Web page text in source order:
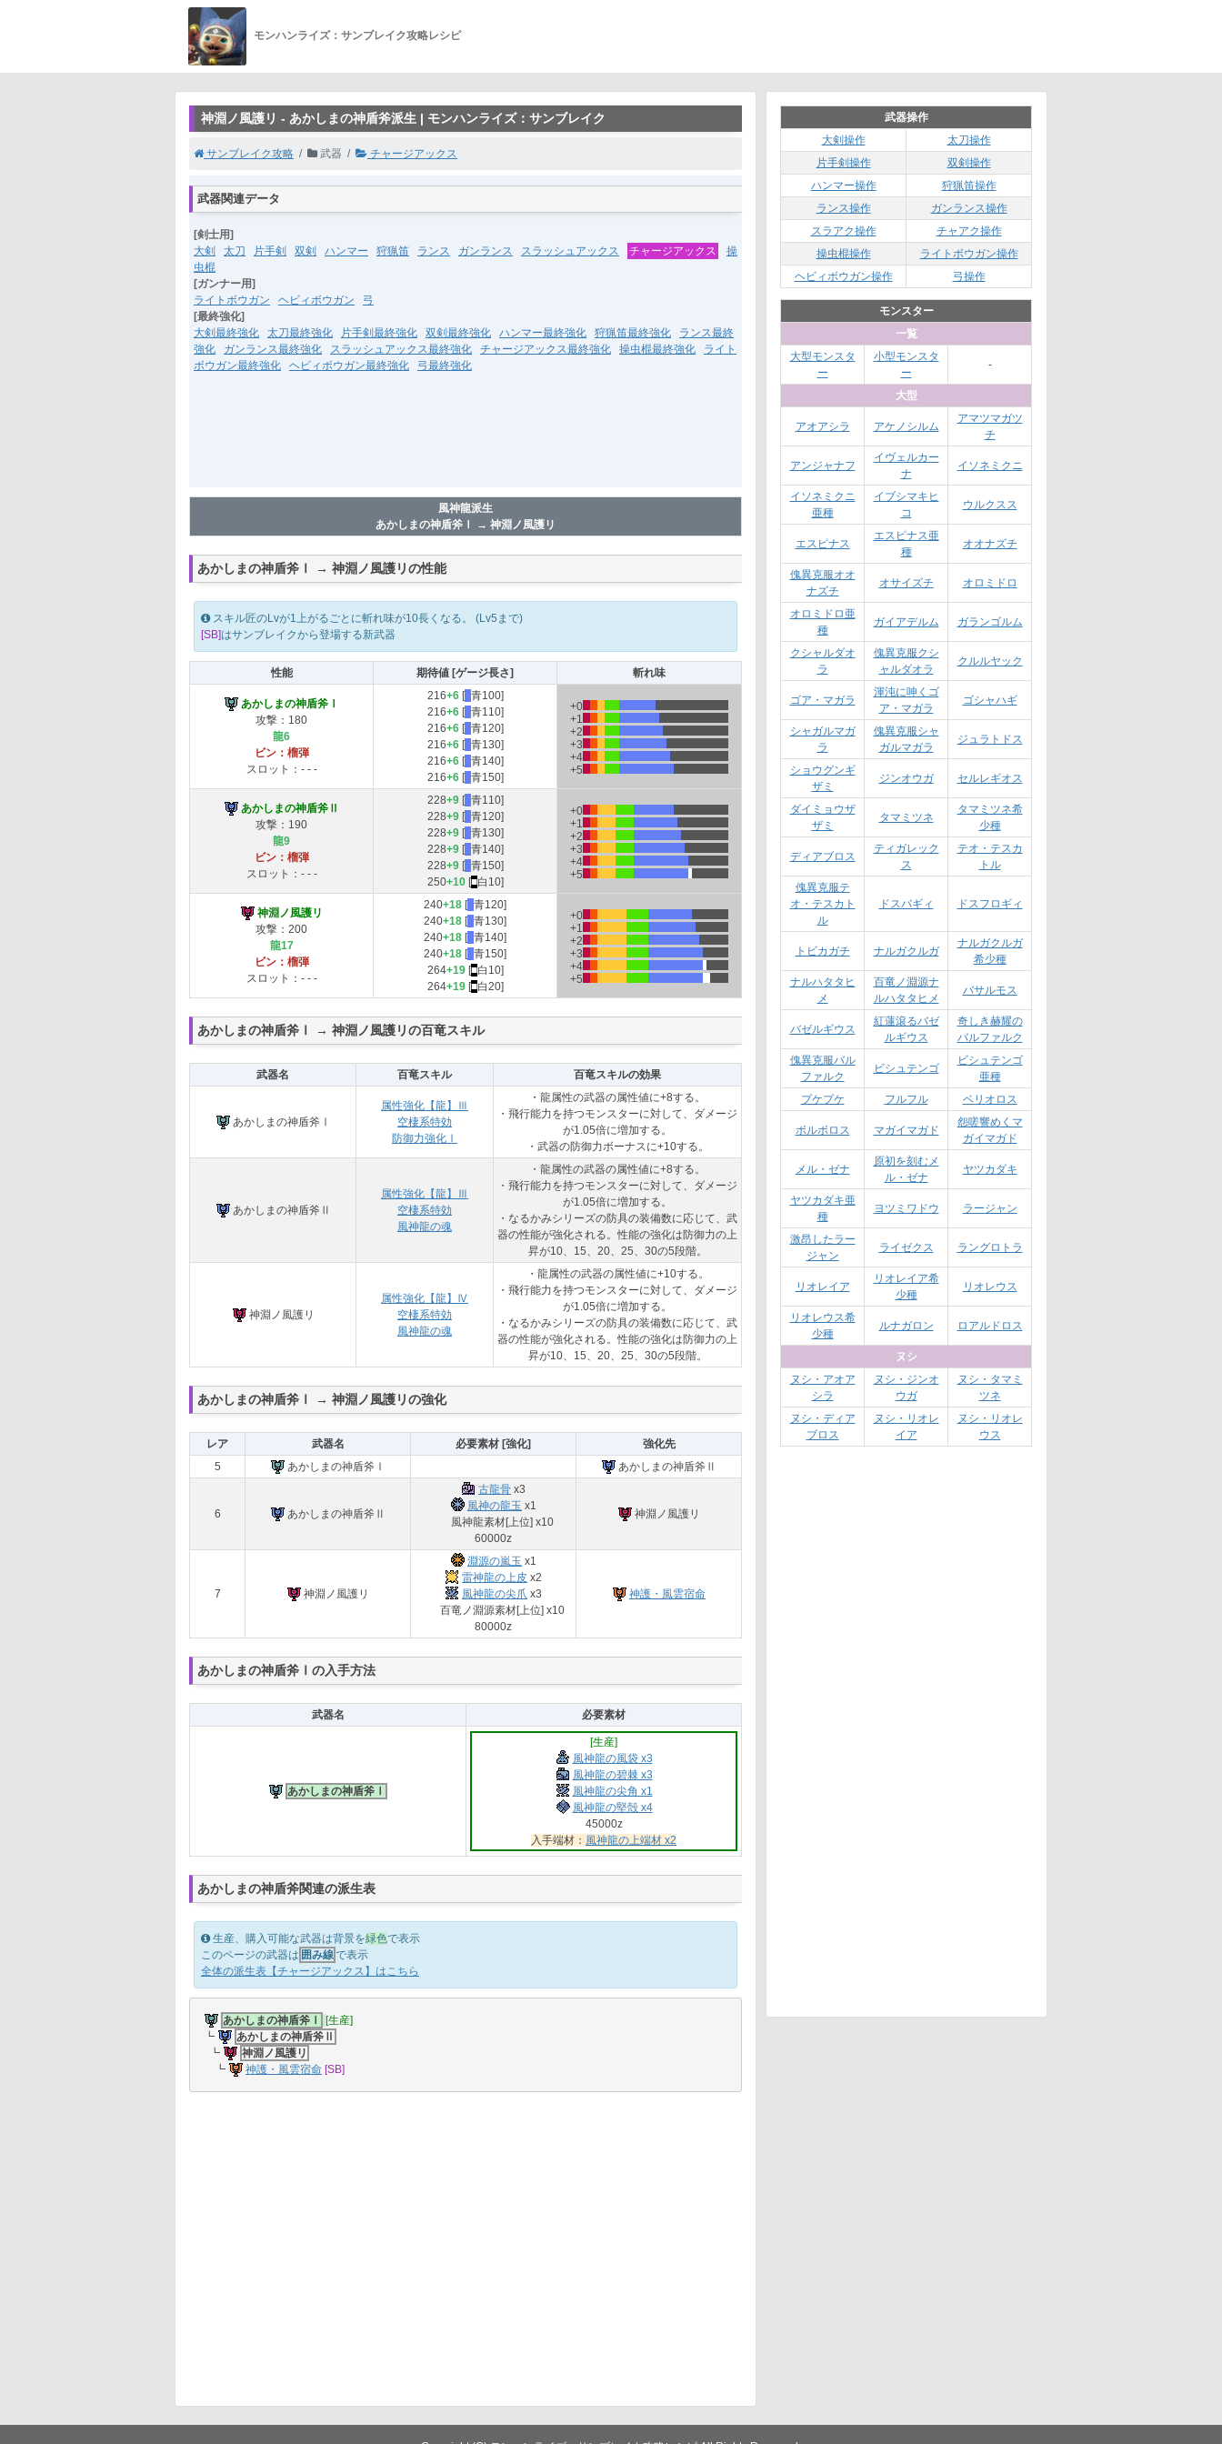
モンハンライズ：サンブレイク攻略レシピ
神淵ノ風護リ - あかしまの神盾斧派生 | モンハンライズ：サンブレイク
サンブレイク攻略 武器 チャージアックス
武器関連データ
[剣士用]
大剣
太刀 片手剣 双剣 ハンマー 狩猟笛 ランス ガンランス スラッシュアックス チャージアックス
操
虫棍
[ガンナー用]
ライトボウガン
ヘビィボウガン
弓
[最終強化]
大剣最終強化
太刀最終強化 片手剣最終強化 双剣最終強化 ハンマー最終強化 狩猟笛最終強化
ランス最終
強化
ガンランス最終強化 スラッシュアックス最終強化 チャージアックス最終強化 操虫棍最終強化
ライト
ボウガン最終強化
ヘビィボウガン最終強化 弓最終強化
風神龍派生
あかしまの神盾斧Ⅰ → 神淵ノ風護リ
あかしまの神盾斧Ⅰ → 神淵ノ風護リの性能
スキル匠のLvが1上がるごとに斬れ味が10長くなる。 (Lv5まで)
[SB]はサンブレイクから登場する新武器
性能 期待値 [ゲージ長さ] 斬れ味
あかしまの神盾斧Ⅰ
攻撃：180
龍6
ビン：榴弾
スロット：- - -
216+6[■ 青100]
216+6[■ 青110]
216+6[■ 青120]
216+6[■ 青130]
216+6[■ 青140]
216+6[■ 青150]
+0
+1
+2
+3
+4
+5
あかしまの神盾斧Ⅱ
攻撃：190
龍9
ビン：榴弾
スロット：- - -
228+9[■ 青110]
228+9[■ 青120]
228+9[■ 青130]
228+9[■ 青140]
228+9[■ 青150]
250+10[■白10]
+0
+1
+2
+3
+4
+5
神淵ノ風護リ
攻撃：200
龍17
ビン：榴弾
スロット：- - -
240+18 [ 青120]
240+18 [ 青130]
240+18 [ 青140]
240+18 [ 青150]
264+19[■白10]
264+19[■白20]
+0
+1
+2
+3
+4
+5
あかしまの神盾斧Ⅰ → 神淵ノ風護リの百竜スキル
武器名 百竜スキル 百竜スキルの効果
あかしまの神盾斧Ⅰ
属性強化【龍】Ⅲ
空棲系特効
防御力強化Ⅰ
・龍属性の武器の属性値に+8する。
・飛行能力を持つモンスターに対して、ダメージ
が1.05倍に増加する。
・武器の防御力ボーナスに+10する。
あかしまの神盾斧Ⅱ
属性強化【龍】Ⅲ
空棲系特効
風神龍の魂
・龍属性の武器の属性値に+8する。
・飛行能力を持つモンスターに対して、ダメージ
が1.05倍に増加する。
・なるかみシリーズの防具の装備数に応じて、武
器の性能が強化される。性能の強化は防御力の上
昇が10、15、20、25、30の5段階。
神淵ノ風護リ
属性強化【龍】Ⅳ
空棲系特効
風神龍の魂
・龍属性の武器の属性値に+10する。
・飛行能力を持つモンスターに対して、ダメージ
が1.05倍に増加する。
・なるかみシリーズの防具の装備数に応じて、武
器の性能が強化される。性能の強化は防御力の上
昇が10、15、20、25、30の5段階。
あかしまの神盾斧Ⅰ → 神淵ノ風護リの強化
レア 武器名 必要素材 [強化]
強化先
5
あかしまの神盾斧Ⅰ あかしまの神盾斧Ⅱ
6 あかしまの神盾斧Ⅱ
古龍骨 x3
風神の龍玉 x1
風神龍素材[上位] x10
60000z
神淵ノ風護リ
7 神淵ノ風護リ
淵源の嵐玉 x1
雷神龍の上皮 x2
風神龍の尖爪 x3
百竜ノ淵源素材[上位] x10
80000z
神護・風雲宿命
あかしまの神盾斧Ⅰの入手方法
武器名 必要素材
あかしまの神盾斧Ⅰ
[生産]
風神龍の風袋 x3
風神龍の碧棘 x3
風神龍の尖角 x1
風神龍の堅殻 x4
45000z
入手端材： 風神龍の上端材 x2
あかしまの神盾斧関連の派生表
生産、購入可能な武器は背景を緑色で表示
このページの武器は 囲み線で表示
全体の派生表【チャージアックス】はこちら
あかしまの神盾斧Ⅰ
[生産]
┗
あかしまの神盾斧Ⅱ
┗
神淵ノ風護リ
┗
神護・風雲宿命 [SB]
武器操作
大剣操作
太刀操作
片手剣操作
双剣操作
ハンマー操作
狩猟笛操作
ランス操作
ガンランス操作
スラアク操作
チャアク操作
操虫棍操作
ライトボウガン操作
ヘビィボウガン操作
弓操作
モンスター
一覧
大型モンスタ
ー
小型モンスタ
ー
-
大型
アオアシラ アケノシルム
アマツマガツ
チ
アンジャナフ
イヴェルカー
ナ
イソネミクニ
イソネミクニ
亜種
イブシマキヒ
コ
ウルクスス
エスピナス
エスピナス亜
種
オオナズチ
傀異克服オオ
ナズチ
オサイズチ オロミドロ
オロミドロ亜
種
ガイアデルム ガランゴルム
クシャルダオ
ラ
傀異克服クシ
ャルダオラ
クルルヤック
ゴア・マガラ
渾沌に呻くゴ
ア・マガラ
ゴシャハギ
シャガルマガ
ラ
傀異克服シャ
ガルマガラ
ジュラトドス
ショウグンギ
ザミ
ジンオウガ セルレギオス
ダイミョウザ
ザミ
タマミツネ
タマミツネ希
少種
ディアブロス
ティガレック
ス
テオ・テスカ
トル
傀異克服テ
オ・テスカト
ル
ドスバギィ ドスフロギィ
トビカガチ ナルガクルガ
ナルガクルガ
希少種
ナルハタタヒ
メ
百竜ノ淵源ナ
ルハタタヒメ
バサルモス
バゼルギウス
紅蓮滾るバゼ
ルギウス
奇しき赫耀の
バルファルク
傀異克服バル
ファルク
ビシュテンゴ
ビシュテンゴ
亜種
プケプケ
フルフル ベリオロス
ボルボロス マガイマガド
怨嗟響めくマ
ガイマガド
メル・ゼナ
原初を刻むメ
ル・ゼナ
ヤツカダキ
ヤツカダキ亜
種
ヨツミワドウ ラージャン
激昂したラー
ジャン
ライゼクス ラングロトラ
リオレイア
リオレイア希
少種
リオレウス
リオレウス希
少種
ルナガロン ロアルドロス
ヌシ
ヌシ・アオア
シラ
ヌシ・ジンオ
ウガ
ヌシ・タマミ
ツネ
ヌシ・ディア
ブロス
ヌシ・リオレ
イア
ヌシ・リオレ
ウス